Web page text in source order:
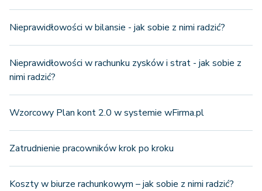
Nieprawidłowości w bilansie - jak sobie z nimi radzić?
Nieprawidłowości w rachunku zysków i strat - jak sobie z
nimi radzić?
Wzorcowy Plan kont 2.0 w systemie wFirma.pl
Zatrudnienie pracowników krok po kroku
Koszty w biurze rachunkowym – jak sobie z nimi radzić?